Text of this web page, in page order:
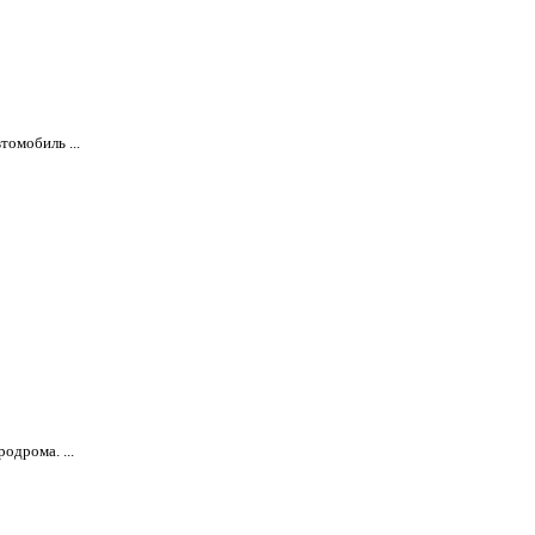
...
...